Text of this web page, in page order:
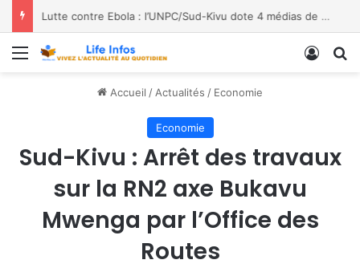
Menu
Accueil / Actualités / Economie
Economie
Sud-Kivu : Arrêt des travaux
sur la RN2 axe Bukavu
Mwenga par l’Office des
Routes